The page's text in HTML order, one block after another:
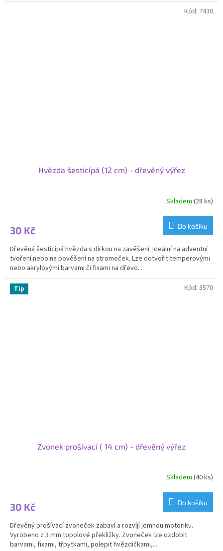
Hvězda šesticípá (12 cm) - dřevěný výřez
Skladem (28 ks)
30 Kč Do košíku
Dřevěná šesticípá hvězda s dírkou na zavěšení. Ideální na adventní
tvoření nebo na pověšení na stromeček. Lze dotvořit temperovými
nebo akrylovými barvami či fixami na dřevo...
Kód: 7430
Tip
Zvonek prošívací ( 14 cm) - dřevěný výřez
Skladem (40 ks)
30 Kč Do košíku
Dřevěný prošívací zvoneček zabaví a rozvíjí jemnou motoriku.
Vyrobeno z 3 mm topolové překližky. Zvoneček lze ozdobit
barvami, fixami, třpytkami, polepit hvězdičkami,...
Kód: 3570